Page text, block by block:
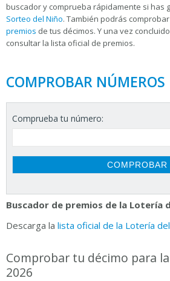
buscador y comprueba rápidamente si has
Sorteo del Niño. También podrás
premios de tus décimos. Y una vez
consultar la lista oficial de premios.
COMPROBAR NÚMEROS
Comprueba tu número:
Buscador de premios de la Lotería
Descarga la lista oficial de la Lotería
Comprobar tu décimo para
2026